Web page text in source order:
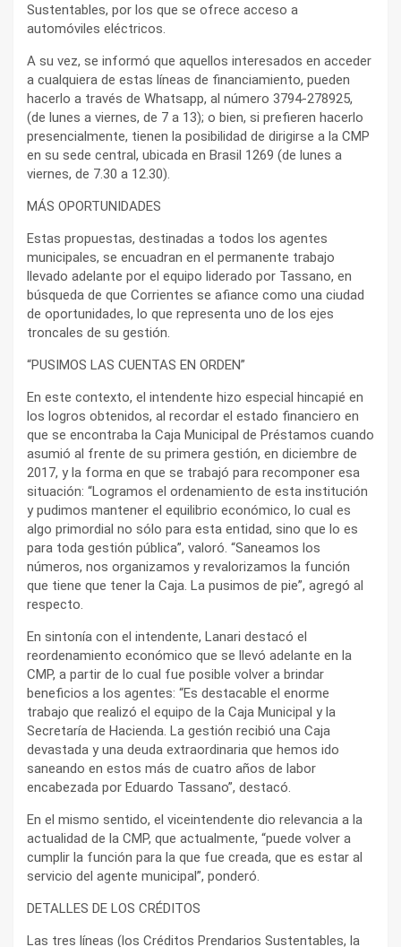
Sustentables, por los que se ofrece acceso a
automóviles eléctricos.
A su vez, se informó que aquellos interesados en acceder
a cualquiera de estas líneas de financiamiento, pueden
hacerlo a través de Whatsapp, al número 3794-278925,
(de lunes a viernes, de 7 a 13); o bien, si prefieren hacerlo
presencialmente, tienen la posibilidad de dirigirse a la CMP
en su sede central, ubicada en Brasil 1269 (de lunes a
viernes, de 7.30 a 12.30).
MÁS OPORTUNIDADES
Estas propuestas, destinadas a todos los agentes
municipales, se encuadran en el permanente trabajo
llevado adelante por el equipo liderado por Tassano, en
búsqueda de que Corrientes se afiance como una ciudad
de oportunidades, lo que representa uno de los ejes
troncales de su gestión.
“PUSIMOS LAS CUENTAS EN ORDEN”
En este contexto, el intendente hizo especial hincapié en
los logros obtenidos, al recordar el estado financiero en
que se encontraba la Caja Municipal de Préstamos cuando
asumió al frente de su primera gestión, en diciembre de
2017, y la forma en que se trabajó para recomponer esa
situación: “Logramos el ordenamiento de esta institución
y pudimos mantener el equilibrio económico, lo cual es
algo primordial no sólo para esta entidad, sino que lo es
para toda gestión pública”, valoró. “Saneamos los
números, nos organizamos y revalorizamos la función
que tiene que tener la Caja. La pusimos de pie”, agregó al
respecto.
En sintonía con el intendente, Lanari destacó el
reordenamiento económico que se llevó adelante en la
CMP, a partir de lo cual fue posible volver a brindar
beneficios a los agentes: “Es destacable el enorme
trabajo que realizó el equipo de la Caja Municipal y la
Secretaría de Hacienda. La gestión recibió una Caja
devastada y una deuda extraordinaria que hemos ido
saneando en estos más de cuatro años de labor
encabezada por Eduardo Tassano”, destacó.
En el mismo sentido, el viceintendente dio relevancia a la
actualidad de la CMP, que actualmente, “puede volver a
cumplir la función para la que fue creada, que es estar al
servicio del agente municipal”, ponderó.
DETALLES DE LOS CRÉDITOS
Las tres líneas (los Créditos Prendarios Sustentables, la